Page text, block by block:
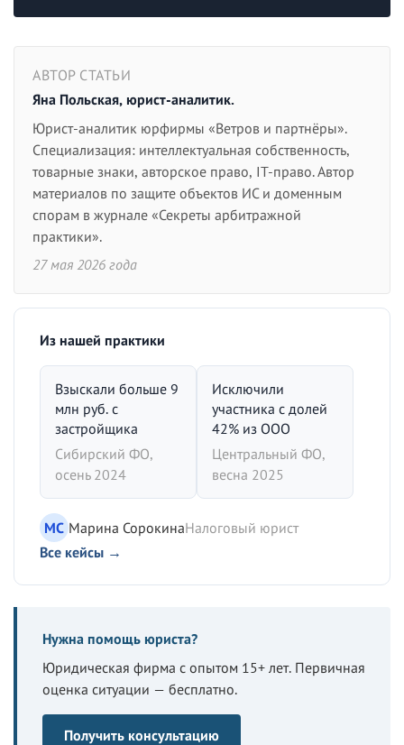
АВТОР СТАТЬИ
Яна Польская, юрист-аналитик.
Юрист-аналитик юрфирмы «Ветров и партнёры».
Специализация: интеллектуальная собственность,
товарные знаки, авторское право, IT-право. Автор
материалов по защите объектов ИС и доменным
спорам в журнале «Секреты арбитражной
практики».
27 мая 2026 года
Из нашей практики
Взыскали больше 9
млн руб. с
застройщика
Сибирский ФО,
осень 2024
Исключили
участника с долей
42% из ООО
Центральный ФО,
весна 2025
МС Марина СорокинаНалоговый юрист
Все кейсы →
Нужна помощь юриста?
Юридическая фирма с опытом 15+ лет. Первичная
оценка ситуации — бесплатно.
Получить консультацию